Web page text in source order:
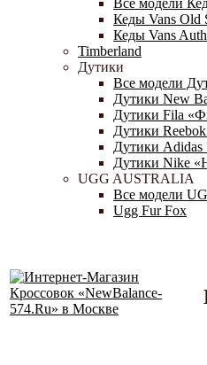
Все модели
Кеды Vans Old
Кеды Vans
Timberland
Дутики
Все модели
Дутики New
Дутики Fila
Дутики
Дутики
Дутики Nike
UGG AUSTRALIA
Все модели
Ugg Fur Fox